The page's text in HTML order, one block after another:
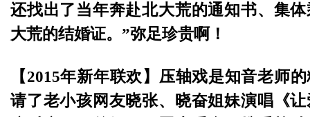
还找出了当年奔赴北大荒的通知书、集
大荒的结婚证。”弥足珍贵啊！
【2015年新年联欢】压轴戏是知音老师
请了老小孩网友晓张、晓奋姐妹演唱《